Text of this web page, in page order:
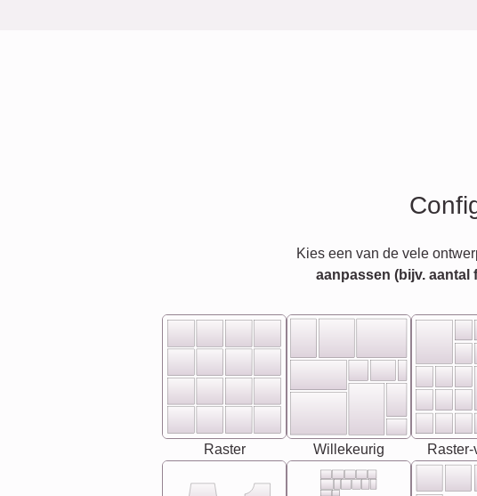
Kies een van de vele
aanpassen (bijv. aantal
Raster Willekeurig